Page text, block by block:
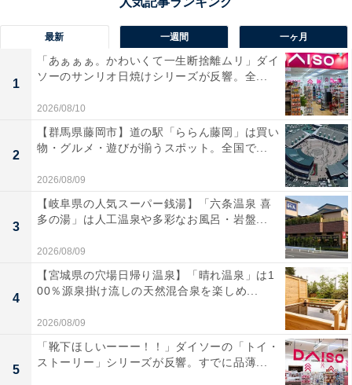
最新 一週間 一ヶ月
1
「あぁぁぁ。かわいくて一生断捨離ムリ」ダイ
ソーのサンリオ日焼けシリーズが反響。全...
2026/08/10
2
【群馬県藤岡市】道の駅「ららん藤岡」は買い
物・グルメ・遊びが揃うスポット。全国で...
2026/08/09
3
【岐阜県の人気スーパー銭湯】「六条温泉 喜
多の湯」は人工温泉や多彩なお風呂・岩盤...
2026/08/09
4
【宮城県の穴場日帰り温泉】「晴れ温泉」は1
00％源泉掛け流しの天然混合泉を楽しめ...
2026/08/09
5
「靴下ほしいーーー！！」ダイソーの「トイ・
ストーリー」シリーズが反響。すでに品薄...